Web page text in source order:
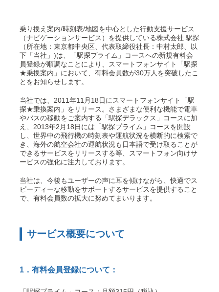
乗り換え案内/時刻表/地図を中心とした行動支援サービス
（ナビゲーションサービス）を提供している株式会社 駅探
（所在地：東京都中央区、代表取締役社長：中村太郎、以
下「当社」)は、「駅探プライム」コースへの新規有料会
員登録が順調なことにより、スマートフォンサイト「駅探
★乗換案内」において、有料会員数が30万人を突破したこ
とをお知らせします。
当社では、2011年11月18日にスマートフォンサイト「駅
探★乗換案内」をリリース。さまざまな便利な機能で電車
やバスの移動をご案内する「駅探デラックス」コースに加
え、2013年2月18日には「駅探プライム」コースを開設
し、世界中の飛行機の時刻表や運航状況を横断的に検索で
き、海外の航空会社の運航状況も日本語で受け取ることが
できるサービスをリリースする等、スマートフォン向けサ
ービスの強化に注力しております。
当社は、今後もユーザーの声に耳を傾けながら、快適でス
ピーディーな移動をサポートするサービスを提供すること
で、有料会員数の拡大に努めてまいります。
サービス概要について
1．有料会員登録について：